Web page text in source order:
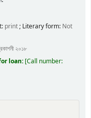
print ; Literary form: Not
২০১৮
loan: Call number: